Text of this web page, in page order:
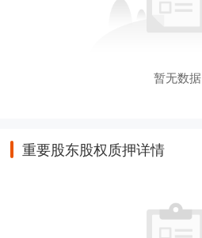
暂无数据
重要股东股权质押详情